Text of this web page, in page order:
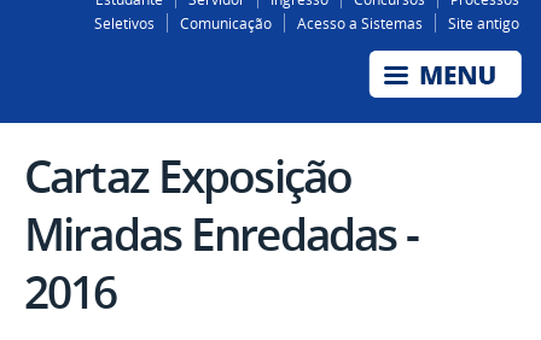
Seletivos
Comunicação Acesso a Sistemas Site antigo
Cartaz Exposição
Miradas Enredadas -
2016